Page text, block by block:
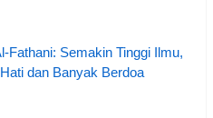
Fathani: Semakin Tinggi Ilmu,
dan Banyak Berdoa